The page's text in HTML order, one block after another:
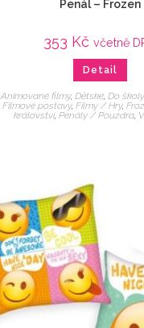
Penál – Frozen
353 Kč včetně
Detail
Animované filmy,Dětské,Do
Filmové postavy,Filmy / Hry,
království,Penály / Pouzdra,